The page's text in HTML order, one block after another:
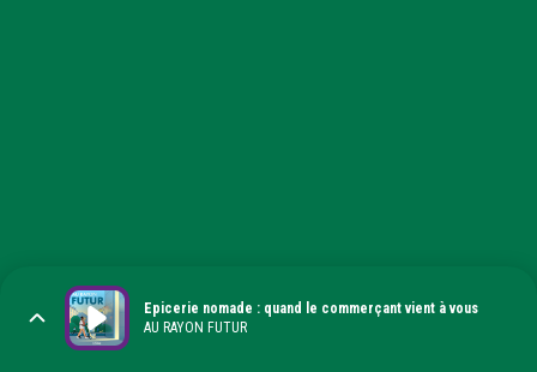
Epicerie nomade : quand le commerçant vient à vous
AU RAYON FUTUR